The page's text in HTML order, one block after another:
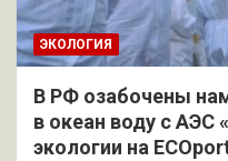
ЭКОЛОГИЯ
В РФ озабочены
в океан воду с АЭС
экологии на